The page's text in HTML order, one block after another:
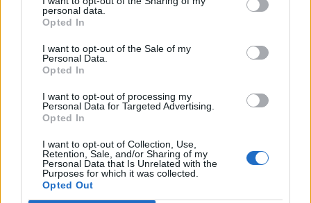
personal data.
Opted In
I want to opt-out of the Sale of my
Personal Data.
Opted In
I want to opt-out of processing my
Personal Data for Targeted Advertising.
Opted In
I want to opt-out of Collection, Use,
Retention, Sale, and/or Sharing of my
Personal Data that Is Unrelated with the
Purposes for which it was collected.
Opted Out
Jie ėmėsi savotiškų „fintų“ ir davė dingstį opozicijai
Visgi nepaisant to, tvirtina I. Klapokas, toks mažumos
politikos pavyzdžiu.
politinių debatų – toli gražu, bet ta forma, kuri buvo
pasirinkta opozicijos, vis dėlto neatitinka nei laiko, nei
apskritai brandžios demokratinės politikos principų“, –